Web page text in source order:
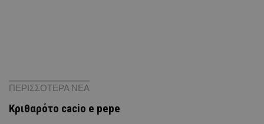
ΠΕΡΙΣΣΟΤΕΡΑ ΝΕΑ
Κριθαρότο cacio e pepe